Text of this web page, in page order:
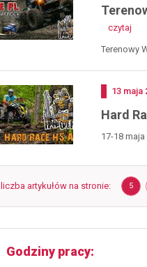
czytaj
na
tor
r.
Terenowy
Dodano
13 maja
Hard
17-18
liczba artykułów na stronie 5
NA
Godziny pracy